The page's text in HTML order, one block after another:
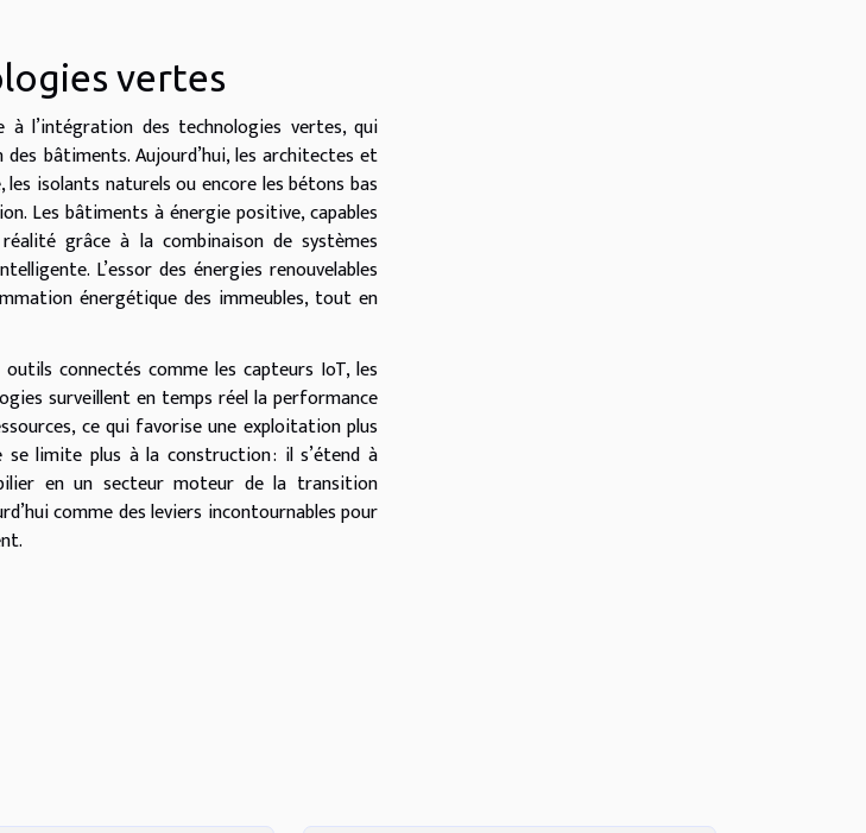
vertes
l’intégration des technologies vertes, qui
bâtiments. Aujourd’hui, les architectes et
isolants naturels ou encore les bétons bas
Les bâtiments à énergie positive, capables
grâce à la combinaison de systèmes
L’essor des énergies renouvelables
énergétique des immeubles, tout en
connectés comme les capteurs IoT, les
surveillent en temps réel la performance
ce qui favorise une exploitation plus
se limite plus à la construction : il s’étend à
en un secteur moteur de la transition
comme des leviers incontournables pour